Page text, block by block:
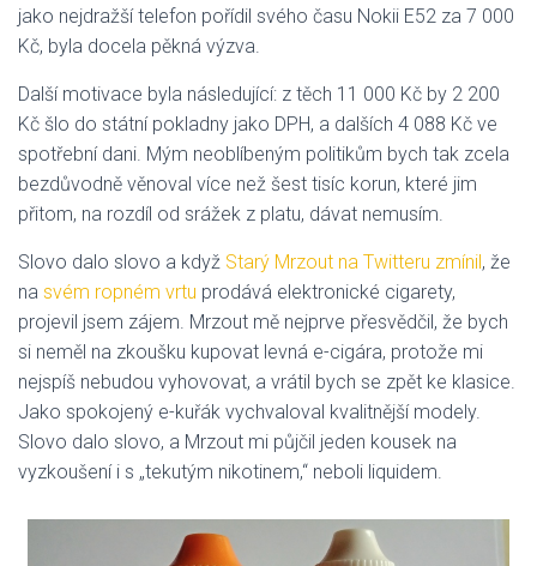
jako nejdražší telefon pořídil svého času Nokii E52 za 7 000
Kč, byla docela pěkná výzva.
Další motivace byla následující: z těch 11 000 Kč by 2 200
Kč šlo do státní pokladny jako DPH, a dalších 4 088 Kč ve
spotřební dani. Mým neoblíbeným politikům bych tak zcela
bezdůvodně věnoval více než šest tisíc korun, které jim
přitom, na rozdíl od srážek z platu, dávat nemusím.
Slovo dalo slovo a když Starý Mrzout na Twitteru zmínil, že
na svém ropném vrtu prodává elektronické cigarety,
projevil jsem zájem. Mrzout mě nejprve přesvědčil, že bych
si neměl na zkoušku kupovat levná e-cigára, protože mi
nejspíš nebudou vyhovovat, a vrátil bych se zpět ke klasice.
Jako spokojený e-kuřák vychvaloval kvalitnější modely.
Slovo dalo slovo, a Mrzout mi půjčil jeden kousek na
vyzkoušení i s „tekutým nikotinem,“ neboli liquidem.